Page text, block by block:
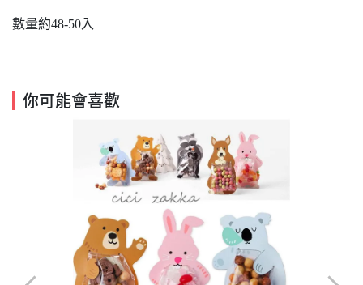
數量約48-50入
你可能會喜歡